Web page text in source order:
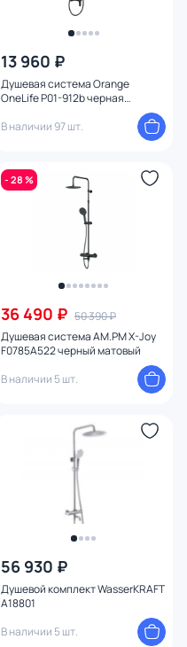
13 960 ₽
Душевая система Orange
OneLife P01-912b черная
В наличии 97 шт.
- 28 %
36 490 ₽ 50 390 ₽
Душевая система AM.PM X-Joy
F0785A522 черный матовый
В наличии 5 шт.
56 930 ₽
Душевой комплект WasserKRAFT
A18801
В наличии 5 шт.